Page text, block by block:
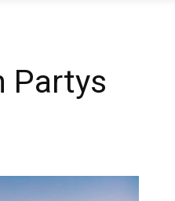
Partys